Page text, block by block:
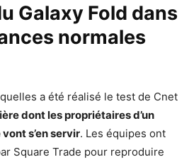
Galaxy Fold dans
normales
a été réalisé le test de Cnet
dont les propriétaires d’un
s’en servir. Les équipes ont
Square Trade pour reproduire